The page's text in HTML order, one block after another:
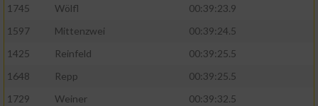
1745
Wölfl
00:39:23.9
1597
Mittenzwei
00:39:24.5
1425
Reinfeld
00:39:25.5
1648
Repp
00:39:25.5
1729
Weiner
00:39:32.5
Entwicklung und Verbesserung der Angebote
von Inhalten
IAB-Besonderheiten: